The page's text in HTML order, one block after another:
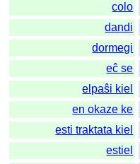
colo
dandi
dormegi
eĉ se
elpaŝi kiel
en okaze ke
esti traktata kiel
estiel